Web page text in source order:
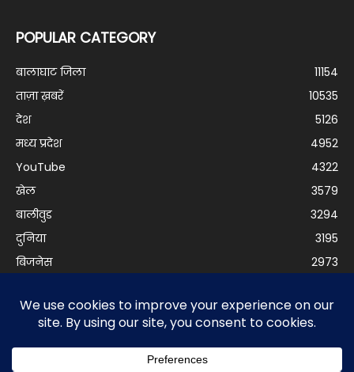
POPULAR CATEGORY
बालाघाट जिला
11154
ताज़ा ख़बरें
10535
देश
5126
मध्य प्रदेश
4952
YouTube
4322
खेल
3579
बालीवुड
3294
दुनिया
3195
बिजनेस
2973
© Balaghat Express 2021 | Developed byAnurag Yadav